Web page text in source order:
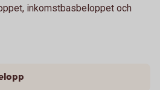
inkomstbasbeloppet och